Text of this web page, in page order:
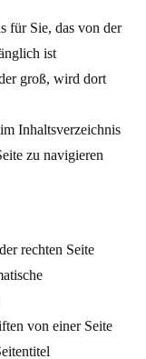
für Sie, das von der
ist
groß, wird dort
Inhaltsverzeichnis
zu navigieren
rechten Seite
von einer Seite